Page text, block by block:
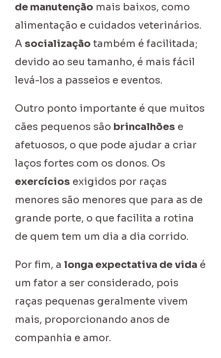
de manutenção mais baixos, como
alimentação e cuidados veterinários.
A socialização também é facilitada;
devido ao seu tamanho, é mais fácil
levá-los a passeios e eventos.
Outro ponto importante é que muitos
cães pequenos são brincalhões e
afetuosos, o que pode ajudar a criar
laços fortes com os donos. Os
exercícios exigidos por raças
menores são menores que para as de
grande porte, o que facilita a rotina
de quem tem um dia a dia corrido.
Por fim, a longa expectativa de vida é
um fator a ser considerado, pois
raças pequenas geralmente vivem
mais, proporcionando anos de
companhia e amor.